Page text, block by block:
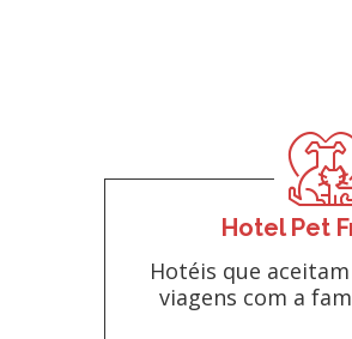
Hotel Pet
Hotéis que
viagens com a